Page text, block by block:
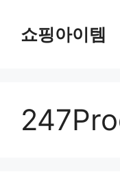
쇼핑아이템